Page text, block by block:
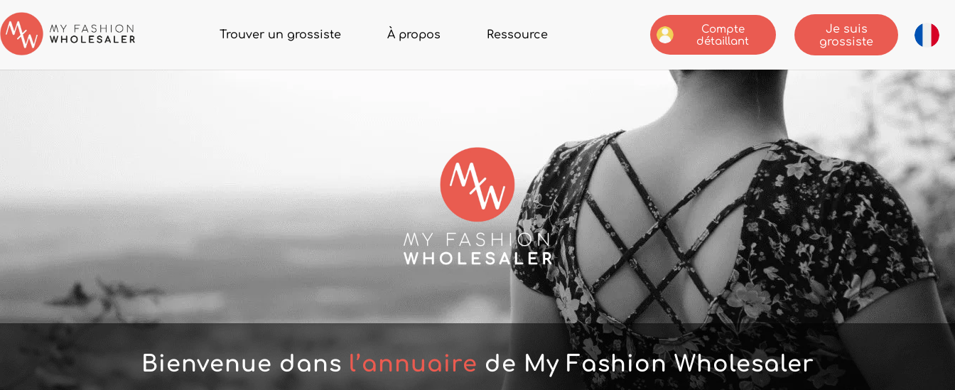
Trouver un grossiste À propos Ressource
Compte
détaillant
Je suis
grossiste
Bienvenue dans l’annuaire de My Fashion Wholesaler